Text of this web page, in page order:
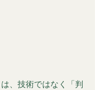
、技術ではなく「判